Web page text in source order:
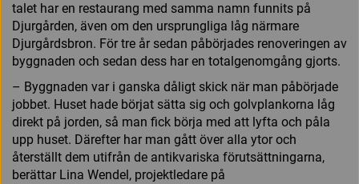
talet har en restaurang med samma namn funnits på
Djurgården, även om den ursprungliga låg närmare
Djurgårdsbron. För tre år sedan påbörjades renoveringen av
byggnaden och sedan dess har en totalgenomgång gjorts.
– Byggnaden var i ganska dåligt skick när man påbörjade
jobbet. Huset hade börjat sätta sig och golvplankorna låg
direkt på jorden, så man fick börja med att lyfta och påla
upp huset. Därefter har man gått över alla ytor och
återställt dem utifrån de antikvariska förutsättningarna,
berättar Lina Wendel, projektledare på